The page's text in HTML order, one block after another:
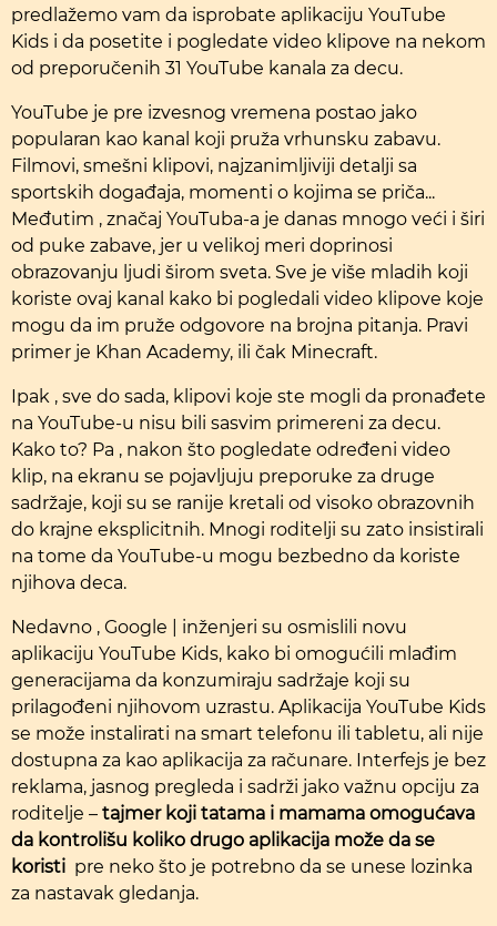
predlažemo vam da isprobate aplikaciju YouTube
Kids i da posetite i pogledate video klipove na nekom
od preporučenih 31 YouTube kanala za decu.
YouTube je pre izvesnog vremena postao jako
popularan kao kanal koji pruža vrhunsku zabavu.
Filmovi, smešni klipovi, najzanimljiviji detalji sa
sportskih događaja, momenti o kojima se priča...
Međutim , značaj YouTuba-a je danas mnogo veći i širi
od puke zabave, jer u velikoj meri doprinosi
obrazovanju ljudi širom sveta. Sve je više mladih koji
koriste ovaj kanal kako bi pogledali video klipove koje
mogu da im pruže odgovore na brojna pitanja. Pravi
primer je Khan Academy, ili čak Minecraft.
Ipak , sve do sada, klipovi koje ste mogli da pronađete
na YouTube-u nisu bili sasvim primereni za decu.
Kako to? Pa , nakon što pogledate određeni video
klip, na ekranu se pojavljuju preporuke za druge
sadržaje, koji su se ranije kretali od visoko obrazovnih
do krajne eksplicitnih. Mnogi roditelji su zato insistirali
na tome da YouTube-u mogu bezbedno da koriste
njihova deca.
Nedavno , Google | inženjeri su osmislili novu
aplikaciju YouTube Kids, kako bi omogućili mlađim
generacijama da konzumiraju sadržaje koji su
prilagođeni njihovom uzrastu. Aplikacija YouTube Kids
se može instalirati na smart telefonu ili tabletu, ali nije
dostupna za kao aplikacija za računare. Interfejs je bez
reklama, jasnog pregleda i sadrži jako važnu opciju za
roditelje – tajmer koji tatama i mamama omogućava
da kontrolišu koliko drugo aplikacija može da se
koristi pre neko što je potrebno da se unese lozinka
za nastavak gledanja.